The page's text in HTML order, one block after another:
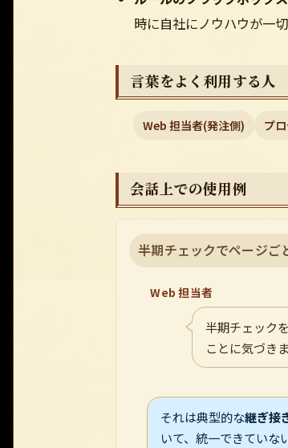
時に自社にノウハウが一
言葉をよく利用する人
Web 担当者(発注側) プ
会話上での使用例
半期チェックでページご
Web 担当者
半期チェック
ことに気づき
それは典型的な継ぎ接
いて、統一できていな